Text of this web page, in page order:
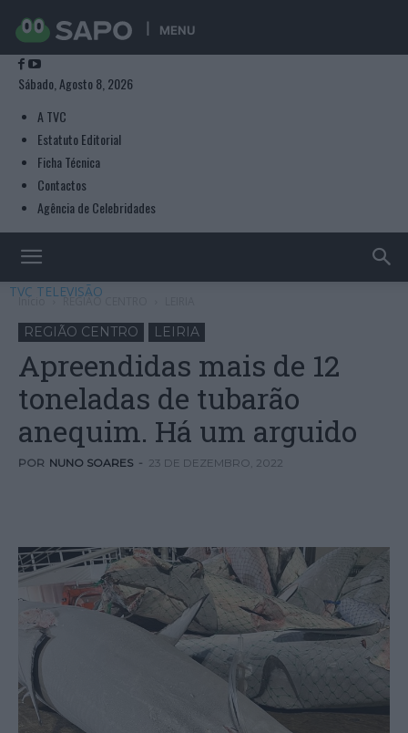
MENU
Sábado, Agosto 8, 2026
A TVC
Estatuto Editorial
Ficha Técnica
Contactos
Agência de Celebridades
TVC TELEVISÃO
Início REGIÃO CENTRO
REGIÃO CENTRO LEIRIA
Apreendidas mais de 12
toneladas de tubarão
anequim. Há um arguido
POR NUNO SOARES - 23 DE DEZEMBRO, 2022